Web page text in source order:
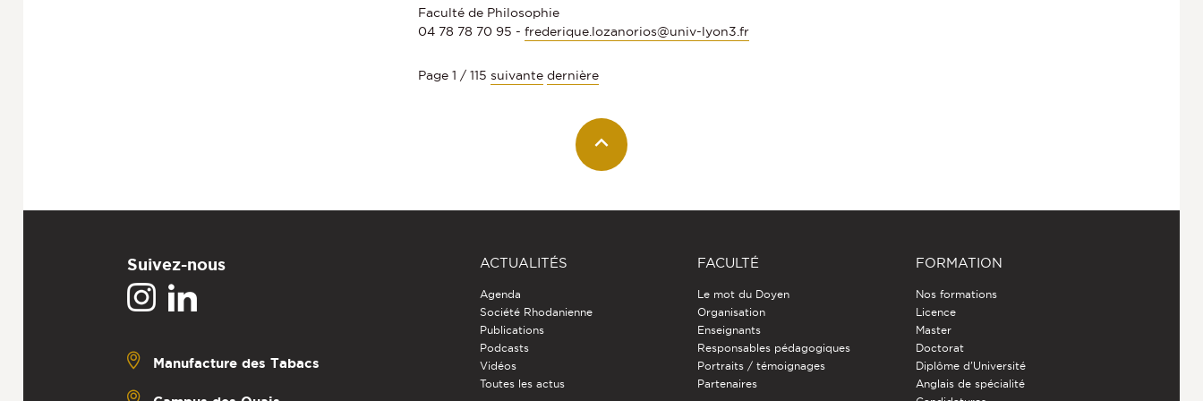
Faculté de Philosophie
04 78 78 70 95 - frederique.lozanorios@univ-lyon3.fr
Page 1 / 115 suivante dernière
Suivez-nous
Manufacture des Tabacs
ACTUALITÉS
Agenda
Société Rhodanienne
Publications
Podcasts
Vidéos
Toutes les actus
FACULTÉ
Le mot du Doyen
Organisation
Enseignants
Responsables pédagogiques
Portraits / témoignages
Partenaires
FORMATION
Nos formations
Licence
Master
Doctorat
Diplôme d'Université
Anglais de spécialité